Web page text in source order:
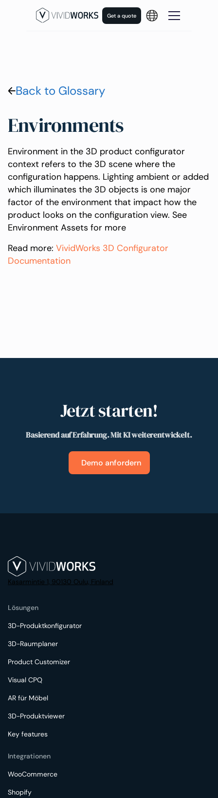
Get a quote
Back to Glossary
Environments
Environment in the 3D product configurator
context refers to the 3D scene where the
configuration happens. Lighting ambient or added
which illuminates the 3D objects is one major
factor of the environment that impact how the
product looks on the configuration view. See
Environment Assets for more
Read more: VividWorks 3D Configurator
Documentation
Jetzt starten!
Basierend auf Erfahrung. Mit KI weiterentwickelt.
Demo anfordern
Kasarmintie 1, 90130 Oulu, Finland
Lösungen
3D-Produktkonfigurator
3D-Raumplaner
Product Customizer
Visual CPQ
AR für Möbel
3D-Produktviewer
Key features
Integrationen
WooCommerce
Shopify